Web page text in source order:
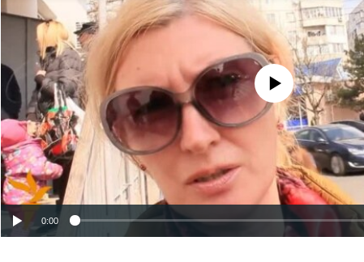
No media source currently
0:00